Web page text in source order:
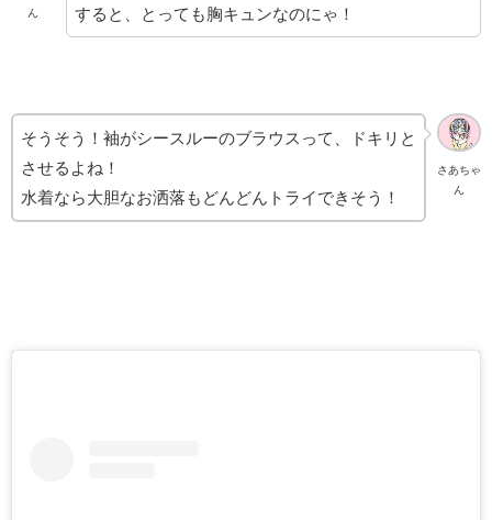
ん
すると、とっても胸キュンなのにゃ！
さあちゃ
ん
そうそう！袖がシースルーのブラウスって、ドキリと
させるよね！
水着なら大胆なお洒落もどんどんトライできそう！